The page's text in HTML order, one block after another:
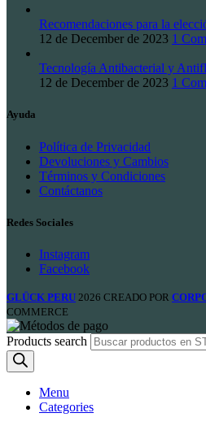
Recomendaciones para la
12 de December de 2023 1
Tecnología Antibacterial y
12 de December de 2023 1
Ayuda
Política de Privacidad
Devoluciones y Cambios
Términos y Condiciones
Contáctanos
Redes Sociales
Instagram
Facebook
GLÜCK PERU 2026 CREADO POR
COMMERCE
Products search
Menu
Categories